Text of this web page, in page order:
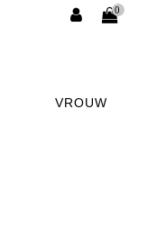
0
VROUW